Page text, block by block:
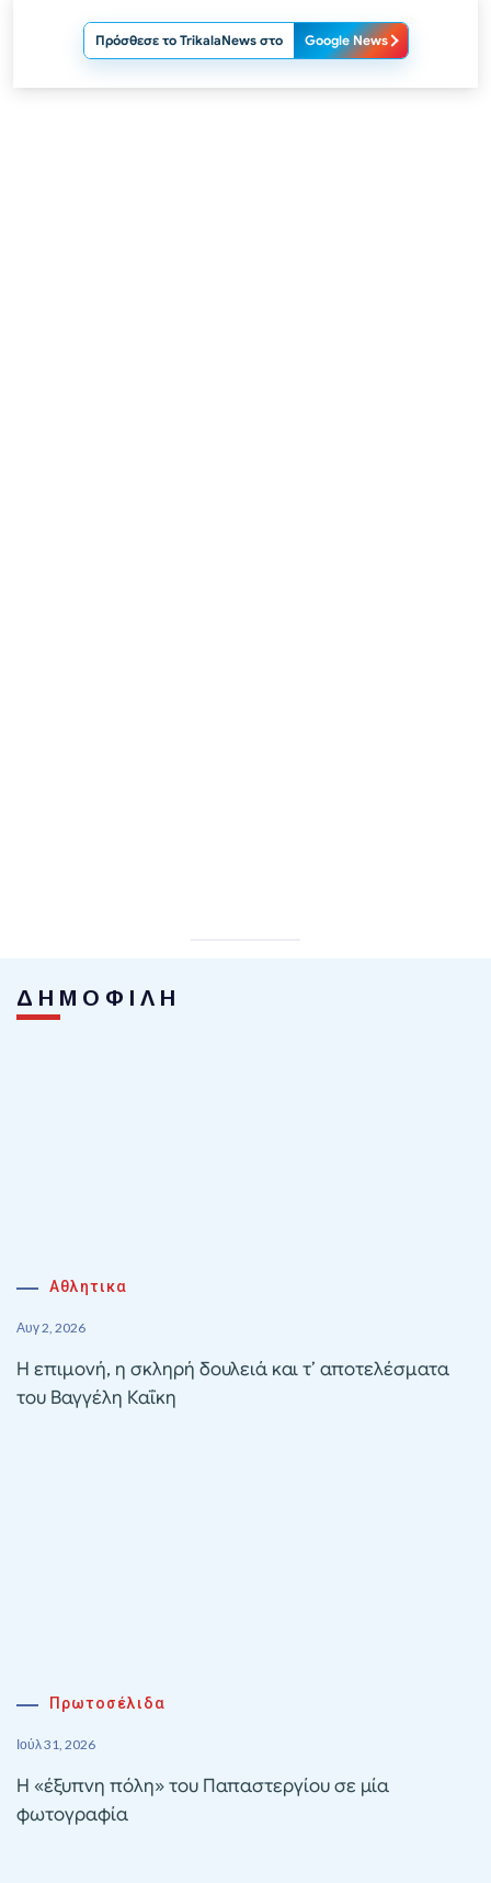
Πρόσθεσε το TrikalaNews στο Google News
ΔΗΜΟΦΙΛΗ
Αθλητικα
Αυγ 2, 2026
Η επιμονή, η σκληρή δουλειά και τ’ αποτελέσματα
του Βαγγέλη Καΐκη
Πρωτοσέλιδα
Ιούλ 31, 2026
Η «έξυπνη πόλη» του Παπαστεργίου σε μία
φωτογραφία